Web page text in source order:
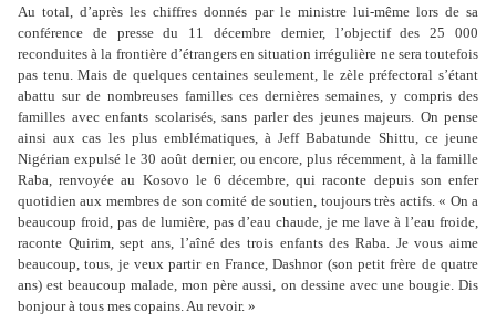
Au total, d’après les chiffres donnés par le ministre lui-même lors de sa
conférence de presse du 11 décembre dernier, l’objectif des 25 000
reconduites à la frontière d’étrangers en situation irrégulière ne sera toutefois
pas tenu. Mais de quelques centaines seulement, le zèle préfectoral s’étant
abattu sur de nombreuses familles ces dernières semaines, y compris des
familles avec enfants scolarisés, sans parler des jeunes majeurs. On pense
ainsi aux cas les plus emblématiques, à Jeff Babatunde Shittu, ce jeune
Nigérian expulsé le 30 août dernier, ou encore, plus récemment, à la famille
Raba, renvoyée au Kosovo le 6 décembre, qui raconte depuis son enfer
quotidien aux membres de son comité de soutien, toujours très actifs. « On a
beaucoup froid, pas de lumière, pas d’eau chaude, je me lave à l’eau froide,
raconte Quirim, sept ans, l’aîné des trois enfants des Raba. Je vous aime
beaucoup, tous, je veux partir en France, Dashnor (son petit frère de quatre
ans) est beaucoup malade, mon père aussi, on dessine avec une bougie. Dis
bonjour à tous mes copains. Au revoir. »